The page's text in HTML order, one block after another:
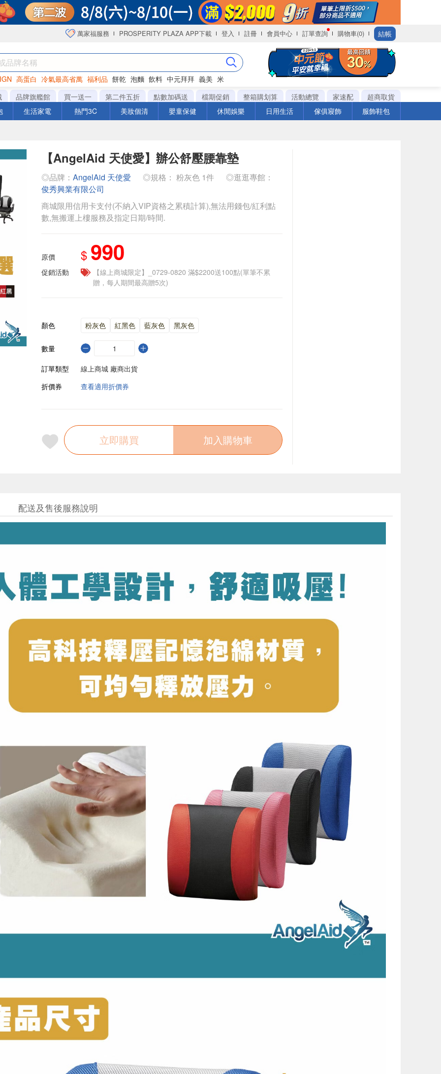
萬家福服務 PROSPERITY PLAZA APP下載 登入 註冊 會員中心 訂單查詢 購物車(0) 結帳
高蛋白 冷氣最高省萬 福利品 餅乾 泡麵 飲料 中元拜拜 義美 米
海苔
品牌旗艦館 買一送一 第二件五折 點數加碼送 檔期促銷 整箱購划算 活動總覽 家速配
超商取貨
生活家電 熱門3C 美妝個清 嬰童保健 休閒娛樂 日用生活 傢俱寢飾 服飾鞋包
【AngelAid 天使愛】辦公舒壓腰靠墊
◎品牌： AngelAid 天使愛 ◎規格： 粉灰色 1件
◎逛逛專館：
俊秀興業有限公司
商城限用信用卡支付(不納入VIP資格之累積計算),無法用錢包/紅利點
數,無搬運上樓服務及指定日期/時間.
原價 $ 990
促銷活動
【線上商城限定】_0729-0820 滿$2200送100點(單筆不累
贈，每人期間最高贈5次)
顏色 粉灰色 紅黑色 藍灰色 黑灰色
數量
訂單類型
線上商城 廠商出貨
折價券
查看適用折價券
立即購買 加入購物車
配送及售後服務說明